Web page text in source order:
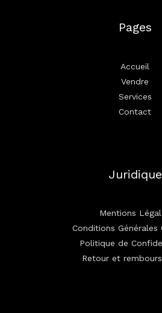
Pages
Accueil
Vendre
Services
Contact
Juridique
Mentions
Conditions Générales
Politique de
Retour et